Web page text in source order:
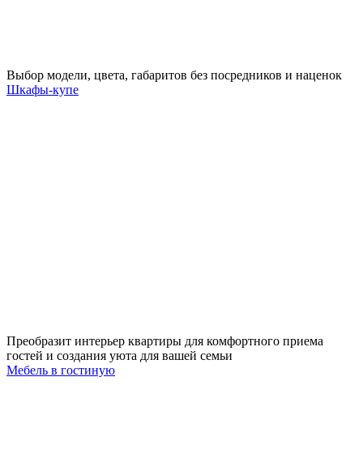
Выбор модели, цвета, габаритов без посредников и наценок
Шкафы-купе
Преобразит интерьер квартиры для комфортного приема
гостей и создания уюта для вашей семьи
Мебель в гостиную